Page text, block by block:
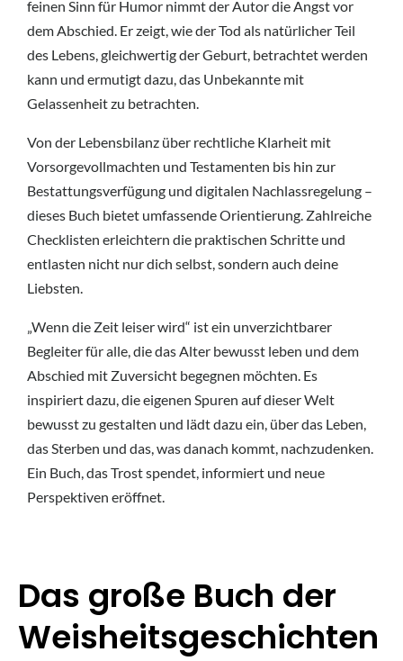
feinen Sinn für Humor nimmt der Autor die Angst vor
dem Abschied. Er zeigt, wie der Tod als natürlicher Teil
des Lebens, gleichwertig der Geburt, betrachtet werden
kann und ermutigt dazu, das Unbekannte mit
Gelassenheit zu betrachten.
Von der Lebensbilanz über rechtliche Klarheit mit
Vorsorgevollmachten und Testamenten bis hin zur
Bestattungsverfügung und digitalen Nachlassregelung –
dieses Buch bietet umfassende Orientierung. Zahlreiche
Checklisten erleichtern die praktischen Schritte und
entlasten nicht nur dich selbst, sondern auch deine
Liebsten.
„Wenn die Zeit leiser wird“ ist ein unverzichtbarer
Begleiter für alle, die das Alter bewusst leben und dem
Abschied mit Zuversicht begegnen möchten. Es
inspiriert dazu, die eigenen Spuren auf dieser Welt
bewusst zu gestalten und lädt dazu ein, über das Leben,
das Sterben und das, was danach kommt, nachzudenken.
Ein Buch, das Trost spendet, informiert und neue
Perspektiven eröffnet.
Das große Buch der
Weisheitsgeschichten